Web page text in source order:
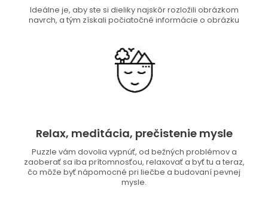
Ideálne je, aby ste si dieliky najskôr rozložili obrázkom
navrch, a tým získali počiatočné informácie o obrázku
Relax, meditácia, prečistenie mysle
Puzzle vám dovolia vypnúť, od bežných problémov a
zaoberať sa iba prítomnosťou, relaxovať a byť tu a teraz,
čo môže byť nápomocné pri liečbe a budovaní pevnej
mysle.